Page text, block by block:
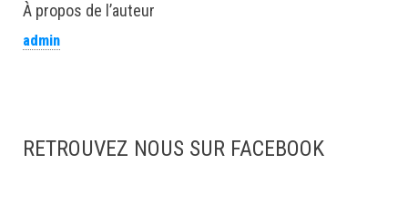
À propos de l’auteur
admin
RETROUVEZ NOUS SUR FACEBOOK